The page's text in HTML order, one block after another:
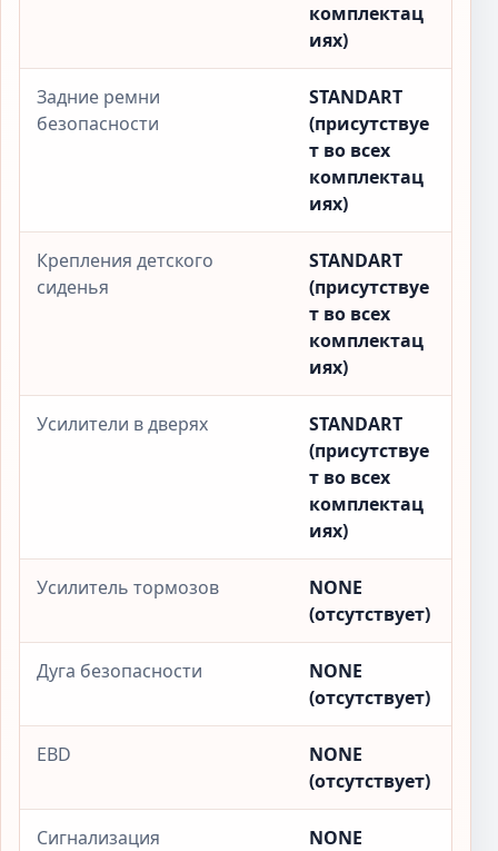
комплектац
иях)
Задние ремни
безопасности
STANDART
(присутствуе
т во всех
комплектац
иях)
Крепления детского
сиденья
STANDART
(присутствуе
т во всех
комплектац
иях)
Усилители в дверях
STANDART
(присутствуе
т во всех
комплектац
иях)
Усилитель тормозов
NONE
(отсутствует)
Дуга безопасности
NONE
(отсутствует)
EBD
NONE
(отсутствует)
Сигнализация
NONE